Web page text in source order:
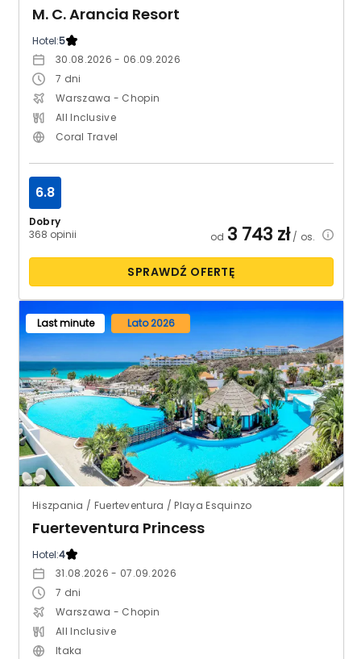
M. C. Arancia Resort
Hotel:5
30.08.2026 - 06.09.2026
7 dni
Warszawa - Chopin
All Inclusive
Coral Travel
Dobry
368 opinii
6.8
od 3 743 zł/ os.
SPRAWDŹ OFERTĘ
Last minute Lato 2026
Hiszpania / Fuerteventura / Playa Esquinzo
Fuerteventura Princess
Hotel:4
31.08.2026 - 07.09.2026
7 dni
Warszawa - Chopin
All Inclusive
Itaka